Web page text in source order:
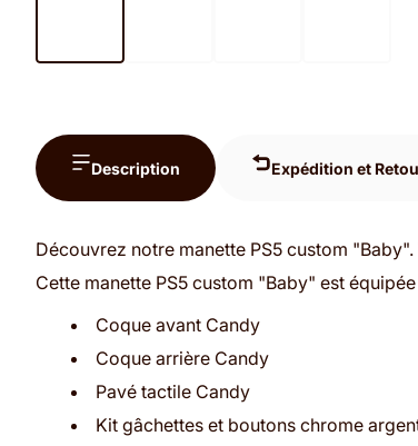
Description Expédition et
Découvrez notre manette PS5 custom
Cette manette PS5 custom "Baby" est
Coque avant Candy
Coque arrière Candy
Pavé tactile Candy
Kit gâchettes et boutons chrome